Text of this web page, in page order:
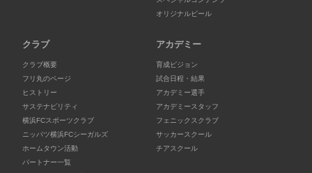
オリジナルビール
クラブ
クラブ概要
フリ丸のページ
ヒストリー
サステナビリティ
横浜FCスポーツクラブ
ニッパツ横浜FCシーガルズ
ホームタウン活動
パートナー一覧
アカデミー
育成ビジョン
試合日程・結果
アカデミー選手
アカデミースタッフ
フェニックスクラブ
サッカースクール
チアスクール